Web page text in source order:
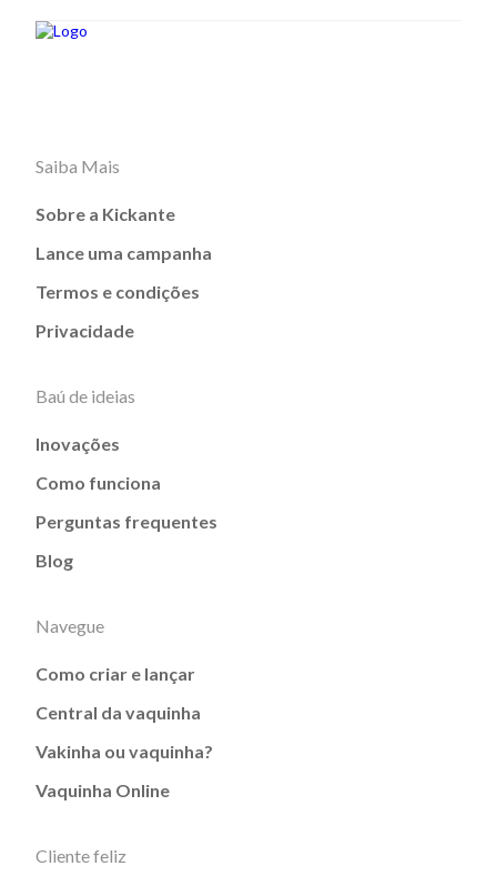
Saiba Mais
Sobre a Kickante
Lance uma campanha
Termos e condições
Privacidade
Baú de ideias
Inovações
Como funciona
Perguntas frequentes
Blog
Navegue
Como criar e lançar
Central da vaquinha
Vakinha ou vaquinha?
Vaquinha Online
Cliente feliz